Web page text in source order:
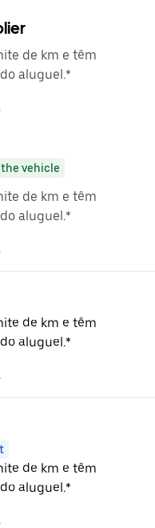
de km e têm
aluguel.*
vehicle
de km e têm
aluguel.*
de km e têm
aluguel.*
de km e têm
aluguel.*